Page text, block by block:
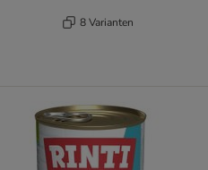
8 Varianten